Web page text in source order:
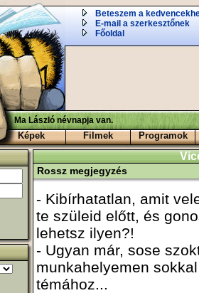
Beteszem a
E-mail a szerkesztőnek
Főoldal
Ma László névnapja van.
Képek Filmek Programok
Rossz megjegyzés
- Kibírhatatlan, amit
te szüleid előtt, és
lehetsz ilyen?!
- Ugyan már, sose
munkahelyemen
témához...